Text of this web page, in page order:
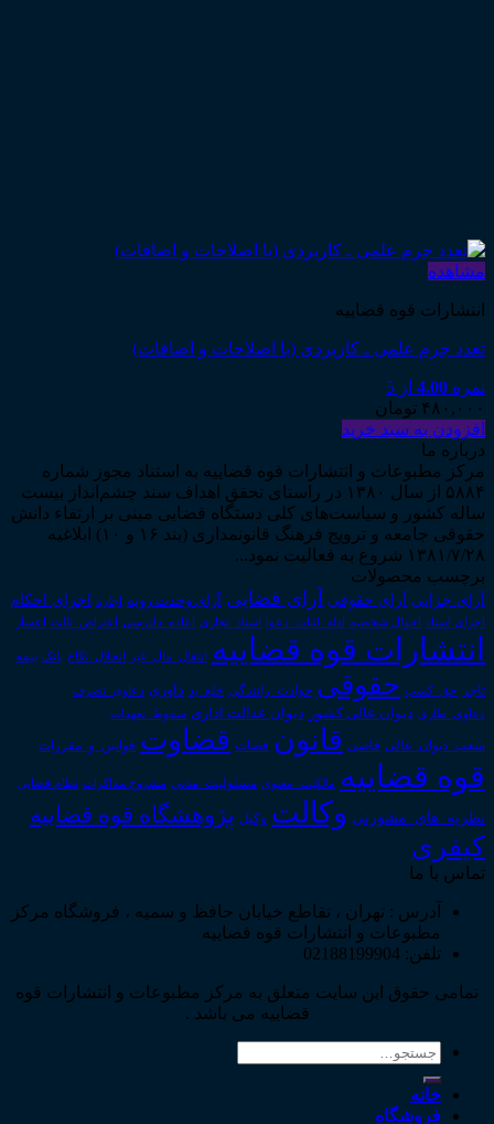
مشاهده
انتشارات قوه قضاییه
تعدد جرم علمی ـ کاربردی (با اصلاحات و اضافات)
نمره 4.00 از 5
۴۸۰,۰۰۰ تومان
افزودن به سبد خرید
درباره ما
مرکز مطبوعات و انتشارات قوه قضاییه به استناد مجوز شماره
۵۸۸۴ از سال ۱۳۸۰ در راستای تحقق اهداف سند چشم‌انداز بیست
ساله کشور و سیاست‌های کلی دستگاه قضایی مبنی بر ارتقاء دانش
حقوقی جامعه و ترویج فرهنگ قانونمداری (بند ۱۶ و ۱۰) ابلاغیه
۱۳۸۱/۷/۲۸ شروع به فعالیت نمود...
برچسب محصولات
آرای جزایی آرای حقوقی آرای قضایی آرای وحدت رویه اجاره اجرای احکام
اجرای اسناد احوال شخصیه ادله_اثبات_دعوا اسناد_تجاری اعاده_دادرسی اعتراض_ثالث اعسار
انتشارات قوه قضاییه انتقال_مال_غیر انحلال_نکاح بانک بیمه
تاجر حق_کسب حقوقی حوادث_رانندگی خلع_ید داوری دعاوی_تصرف
دعاوی_طاری دیوان عالی کشور دیوان عدالت اداری سقوط_تعهدات
شعب_دیوان_عالی قاضی قانون قضات قضاوت قوانین_و_مقررات
قوه قضاییه مالکیت_معنوی مسئولیت_مدنی مشروح مذاکرات نظام قضایی
نظریه_های_مشورتی وکالت وکیل پژوهشگاه قوه قضاییه
کیفری
تماس با ما
آدرس : تهران ، تقاطع خیابان حافظ و سمیه ، فروشگاه مرکز
مطبوعات و انتشارات قوه قضاییه
تلفن: 02188199904
تمامی حقوق این سایت متعلق به مرکز مطبوعات و انتشارات قوه
قضاییه می باشد .
جستجو
خانه
فروشگاه